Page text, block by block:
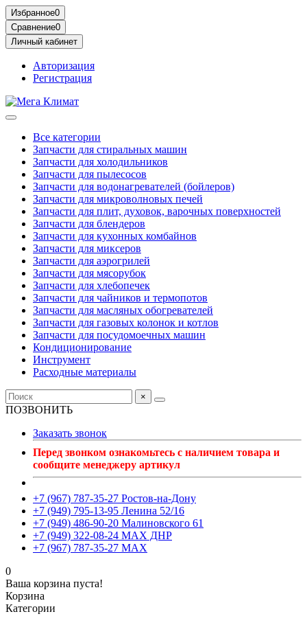
Избранное0
Сравнение0
Личный кабинет
Авторизация
Регистрация
Все категории
Запчасти для стиральных машин
Запчасти для холодильников
Запчасти для пылесосов
Запчасти для водонагревателей (бойлеров)
Запчасти для микроволновых печей
Запчасти для плит, духовок, варочных поверхностей
Запчасти для блендеров
Запчасти для кухонных комбайнов
Запчасти для миксеров
Запчасти для аэрогрилей
Запчасти для мясорубок
Запчасти для хлебопечек
Запчасти для чайников и термопотов
Запчасти для масляных обогревателей
Запчасти для газовых колонок и котлов
Запчасти для посудомоечных машин
Кондиционирование
Инструмент
Расходные материалы
×
ПОЗВОНИТЬ
Заказать звонок
Перед звонком ознакомьтесь с наличием товара и
сообщите менеджеру артикул
+7 (967) 787-35-27 Ростов-на-Дону
+7 (949) 795-13-95 Ленина 52/16
+7 (949) 486-90-20 Малиновского 61
+7 (949) 322-08-24 MAX ДНР
+7 (967) 787-35-27 MAX
0
Ваша корзина пуста!
Корзина
Категории